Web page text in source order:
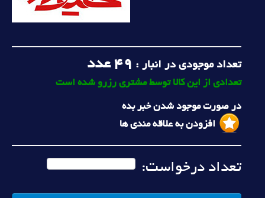
تعداد موجودی در انبار : 49 عدد
تعدادی از این کالا توسط مشتری رزرو شده است
در صورت موجود شدن خبر بده
افزودن به علاقه مندی ها
تعداد درخواست: